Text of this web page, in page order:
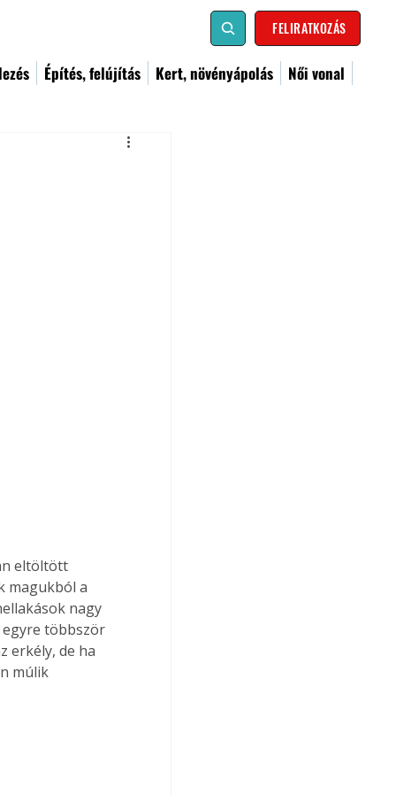
FELIRATKOZÁS
Építés, felújítás Kert, növényápolás Női vonal
eltöltött
magukból a
nagy
többször
erkély, de ha
múlik